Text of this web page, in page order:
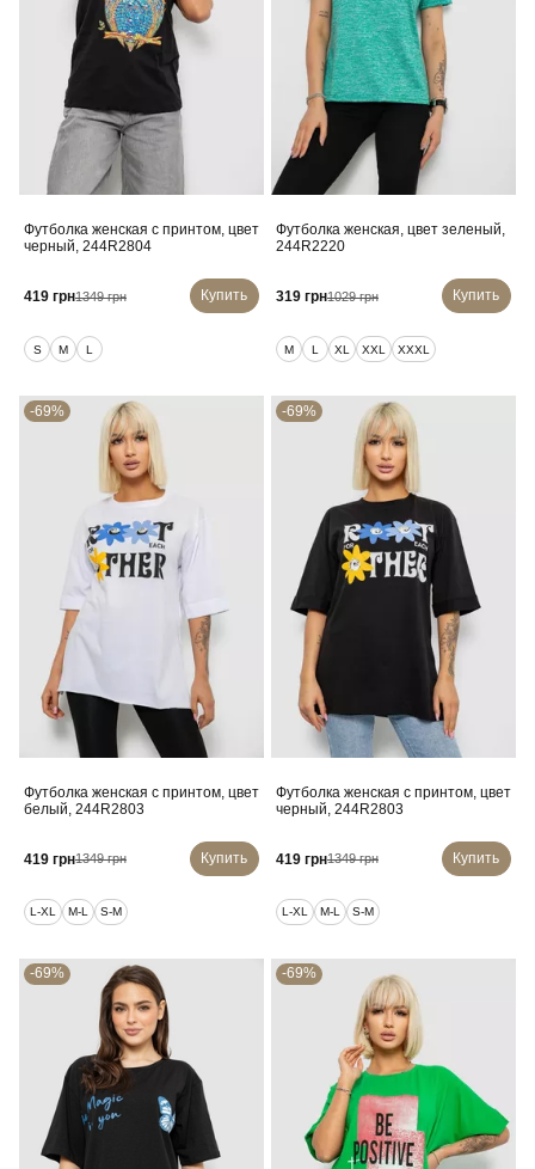
Футболка женская с принтом, цвет
черный, 244R2804
419 грн1349 грн Купить
S M L
Футболка женская, цвет зеленый,
244R2220
319 грн1029 грн Купить
M L XL XXL XXXL
-69%
Футболка женская с принтом, цвет
белый, 244R2803
419 грн1349 грн Купить
L-XL M-L S-M
-69%
Футболка женская с принтом, цвет
черный, 244R2803
419 грн1349 грн Купить
L-XL M-L S-M
-69% -69%